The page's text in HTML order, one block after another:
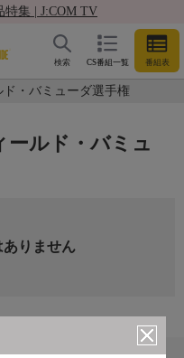
特集 | J:COM TV
CS番組一覧 番組表
検索
・バミューダ選手権
ールド・バミュ
りません